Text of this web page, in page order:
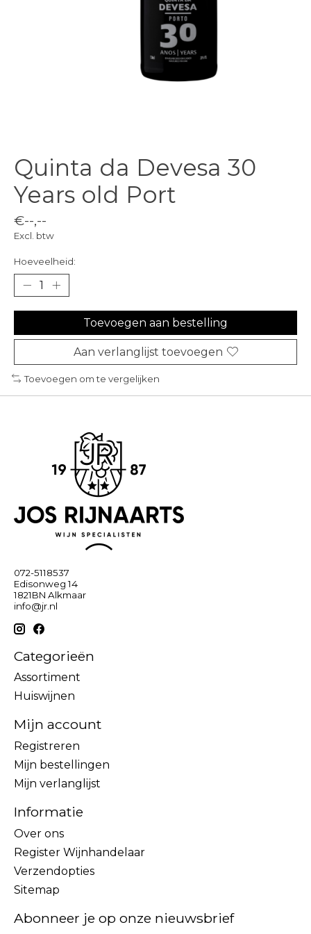
Quinta da Devesa 30
Years old Port
€--,--
Excl. btw
Hoeveelheid:
Toevoegen aan bestelling
Aan verlanglijst toevoegen
Toevoegen om te vergelijken
072-5118537
Edisonweg 14
1821BN Alkmaar
info@jr.nl
Categorieën
Assortiment
Huiswijnen
Mijn account
Registreren
Mijn bestellingen
Mijn verlanglijst
Informatie
Over ons
Register Wijnhandelaar
Verzendopties
Sitemap
Abonneer je op onze nieuwsbrief